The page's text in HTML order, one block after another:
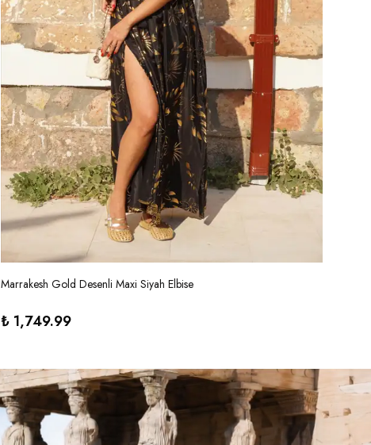
Marrakesh Gold Desenli Maxi Siyah Elbise
₺ 1,749.99